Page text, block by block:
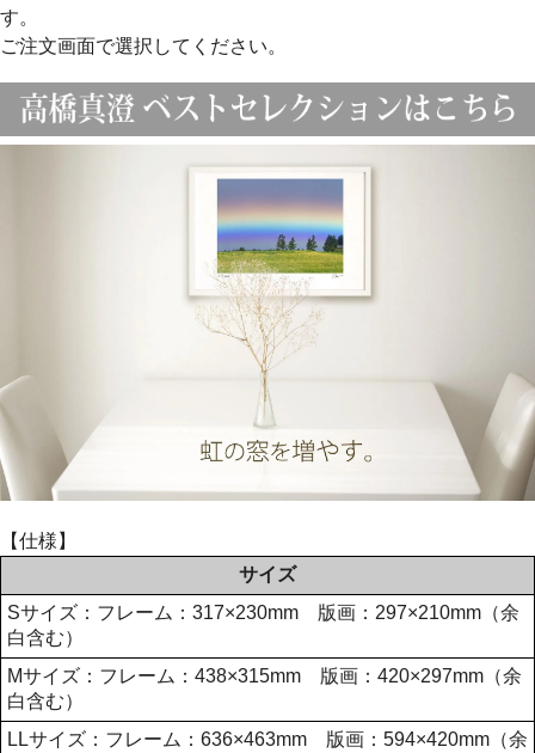
す。
ご注文画面で選択してください。
【仕様】
サイズ
Sサイズ：フレーム：317×230mm 版画：297×210mm（余
白含む）
Mサイズ：フレーム：438×315mm 版画：420×297mm（余
白含む）
LLサイズ：フレーム：636×463mm 版画：594×420mm（余